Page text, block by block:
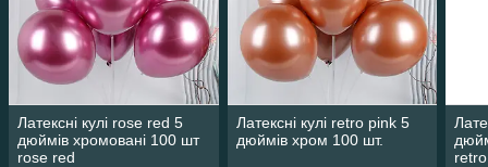
Латексні кулі rose red 5
дюймів хромовані 100 шт
rose red
Латексні кулі retro pink 5
дюймів хром 100 шт.